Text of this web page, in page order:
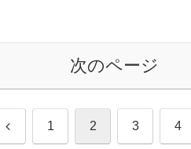
次のページ
前 1 2 3 4